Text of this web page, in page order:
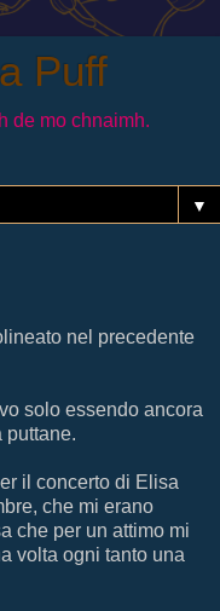
Puff
de mo chnaimh.
▼
nel precedente
solo essendo ancora
puttane.
il concerto di Elisa
che mi erano
che per un attimo mi
volta ogni tanto una